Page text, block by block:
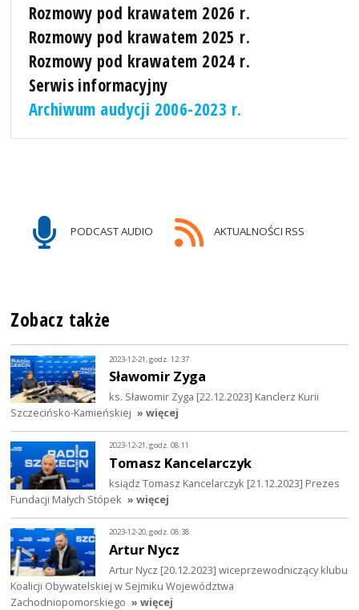
Rozmowy pod krawatem 2026 r.
Rozmowy pod krawatem 2025 r.
Rozmowy pod krawatem 2024 r.
Serwis informacyjny
Archiwum audycji 2006-2023 r.
PODCAST AUDIO AKTUALNOŚCI RSS
Zobacz także
2023-12-21, godz. 12:37
Sławomir Zyga
ks. Sławomir Zyga [22.12.2023] Kanclerz Kurii
Szczecińsko-Kamieńskiej » więcej
2023-12-21, godz. 08:11
Tomasz Kancelarczyk
ksiądz Tomasz Kancelarczyk [21.12.2023] Prezes
Fundacji Małych Stópek » więcej
2023-12-20, godz. 08:38
Artur Nycz
Artur Nycz [20.12.2023] wiceprzewodniczący klubu
Koalicji Obywatelskiej w Sejmiku Województwa
Zachodniopomorskiego » więcej